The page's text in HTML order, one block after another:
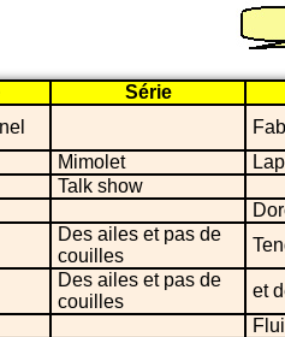
Série
Mimolet
Talk show
Des ailes et pas de
couilles
Des ailes et pas de
couilles
et